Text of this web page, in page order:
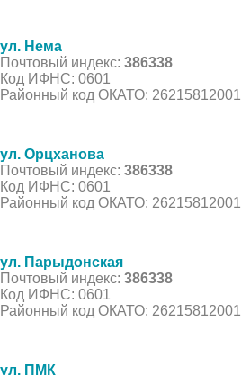
ул. Нема
Почтовый индекс: 386338
Код ИФНС: 0601
Районный код ОКАТО: 26215812001
ул. Орцханова
Почтовый индекс: 386338
Код ИФНС: 0601
Районный код ОКАТО: 26215812001
ул. Парыдонская
Почтовый индекс: 386338
Код ИФНС: 0601
Районный код ОКАТО: 26215812001
ул. ПМК